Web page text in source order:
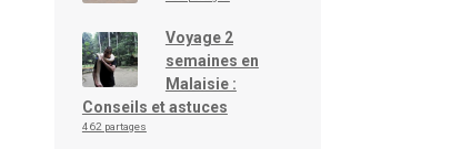
Voyage 2
semaines en
Malaisie :
Conseils et astuces
462 partages